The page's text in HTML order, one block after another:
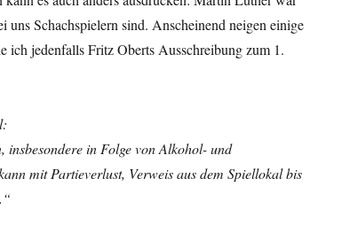
Schachspielern sind. Anscheinend neigen einige
ich jedenfalls Fritz Oberts Ausschreibung zum 1.
insbesondere in Folge von Alkohol- und
mit Partieverlust, Verweis aus dem Spiellokal bis